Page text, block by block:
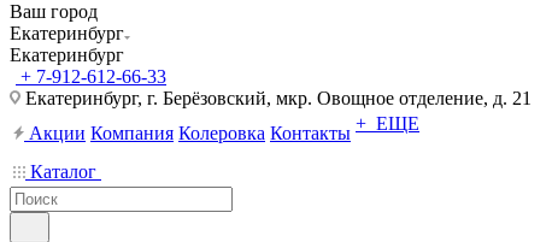
Ваш город
Екатеринбург
Екатеринбург
+ 7-912-612-66-33
Екатеринбург, г. Берёзовский, мкр. Овощное отделение, д. 21
Акции Компания Колеровка Контакты + ЕЩЕ
Каталог